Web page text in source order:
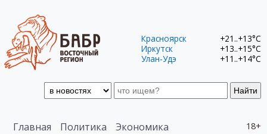
Найти
Красноярск
+21..+13°C
Иркутск
+13..+15°C
Улан-Удэ
+11..+14°C
18+
Главная Политика
Экономика